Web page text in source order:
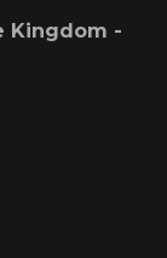
Kingdom -